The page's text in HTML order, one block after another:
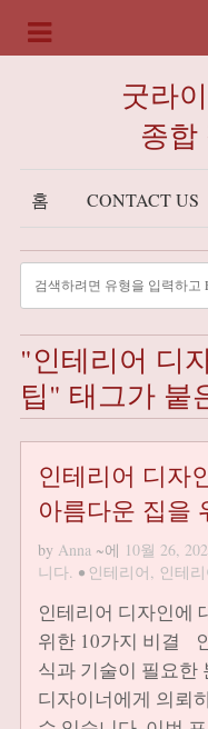
굿라
종합
홈 CONTACT US
"인테리어 디
팁" 태그가 붙
인테리어 디자
아름다운 집을
by Anna ~에 10월 26,
니다. • 인테리어, 인테
인테리어 디자인에
위한 10가지 비결
식과 기술이 필요한
디자이너에게 의뢰